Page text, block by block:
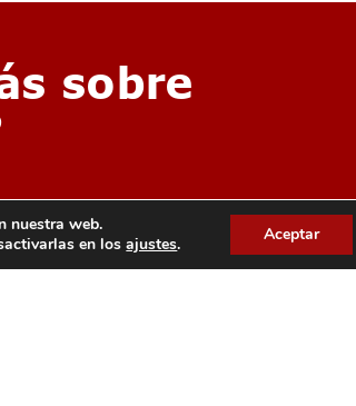
sobre
nuestra web.
en losajustes. Aceptar